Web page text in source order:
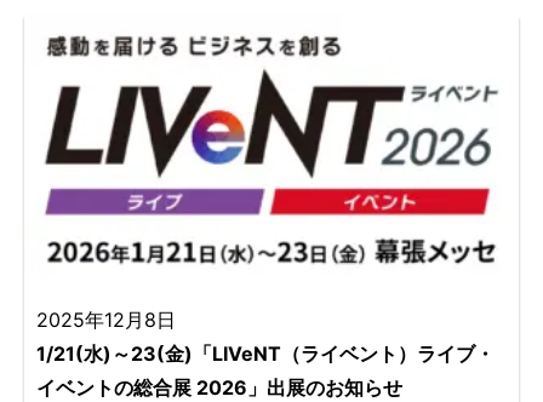
2025年12月8日
1/21(水)～23(金)「LIVeNT（ライベント）ライブ・
イベントの総合展 2026」出展のお知らせ